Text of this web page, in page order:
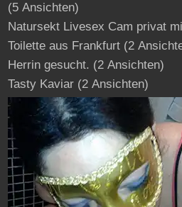
(5 Ansichten)
Natursekt Livesex Cam privat
Toilette aus Frankfurt(2
Herrin gesucht. (2 Ansichten)
Tasty Kaviar(2 Ansichten)